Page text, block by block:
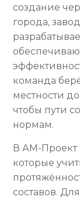
создание
города,
команда
местности
чтобы пути
нормам.
В АМ-Проект
которые
составов.